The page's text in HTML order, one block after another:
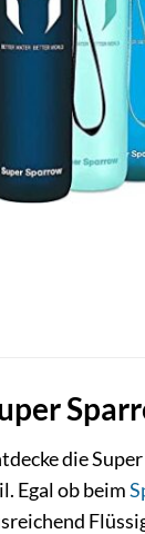
die
Egal ob beim